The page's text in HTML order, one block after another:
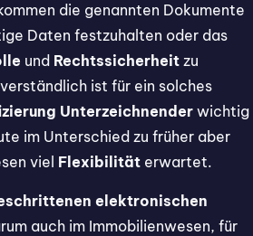
die genannten Dokumente
Daten festzuhalten oder das
und Rechtssicherheit zu
ist für ein solches
Unterzeichnender wichtig
im Unterschied zu früher aber
viel Flexibilität erwartet.
elektronischen
auch im Immobilienwesen, für